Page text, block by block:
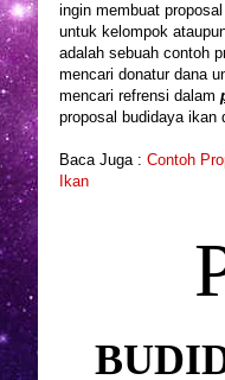
ingin membuat
untuk kelompok
adalah sebuah contoh
mencari donatur dana
mencari refrensi dalam
proposal budidaya ikan
Baca Juga : Contoh
Ikan